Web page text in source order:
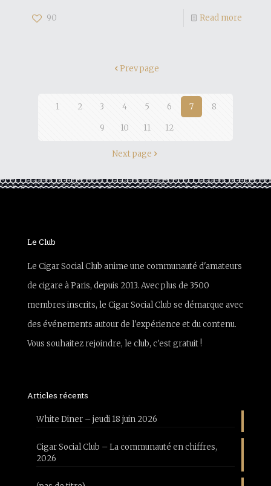
90 Read more
Prev page
1 2 3 4 5 6 7 8
9 10 11 12
Next page
Le Club
Le Cigar Social Club anime une communauté d'amateurs
de cigare à Paris, depuis 2013. Avec plus de 3500
membres inscrits, le Cigar Social Club se démarque avec
des événements autour de l'expérience et du contenu.
Vous souhaitez rejoindre, le club, c'est gratuit !
Articles récents
White Diner – jeudi 18 juin 2026
Cigar Social Club – La communauté en chiffres,
2026